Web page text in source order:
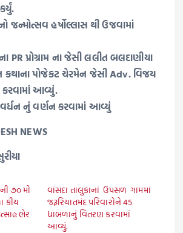
જન્મોત્સવ હર્ષોલ્લાસ થી ઉજવામાં
પ્રોગ્રામ ના જેસી લલીત બલદાણીયા
કથાના પોજેકટ ચેરમેન જેસી Adv. વિજય
કરવામાં આવ્યું.
નું વર્ણન કરવામાં આવ્યું
NEWS
૭૦ મો
કીય
ભેર
વાંસદા તાલુકાનાં ઉપસળ ગામમાં
જરૂરિયાતમંદ પરિવારોને 45
ધાબળાનું વિતરણ કરવામાં
આવ્યું.